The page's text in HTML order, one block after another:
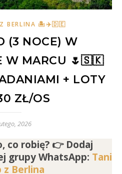
Z BERLINA 🏝✈️🇩🇪
(3 NOCE) W
W MARCU 🌷🇸🇰
+ LOTY
ZŁ/OS
2026
co robię? 👉 Dodaj
grupy WhatsApp: Tani
z Berlina